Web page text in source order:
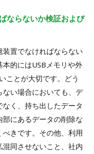
ならないか検証および
置でなければならない
的にはUSBメモリや外
ことが大切です。どう
ない場合においても、デ
く、持ち出したデータ
にあるデータの削除な
きです。その他、利用
同させないこと、社内